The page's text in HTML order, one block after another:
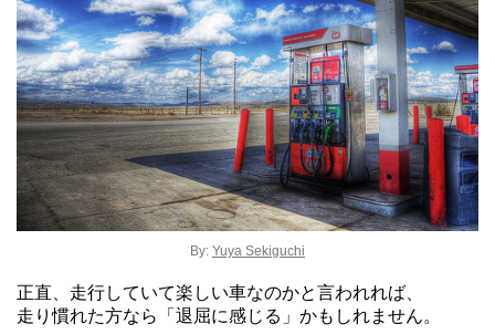
By: Yuya Sekiguchi
正直、走行していて楽しい車なのかと言われれば、
走り慣れた方なら「退屈に感じる」かもしれません。